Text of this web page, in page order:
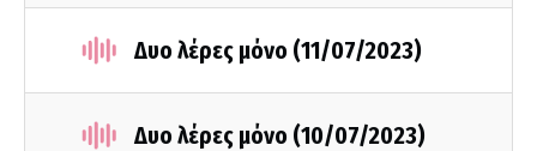
Δυο λέρες μόνο (11/07/2023)
Δυο λέρες μόνο (10/07/2023)